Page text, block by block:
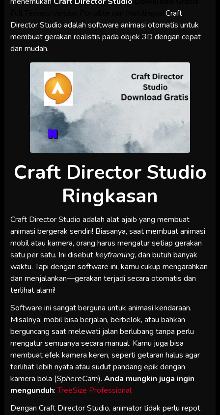
Craft
Director Studio adalah software animasi otomatis untuk
membuat gerakan realistis pada objek 3D dengan cepat
dan mudah.
Craft Director Studio
Ringkasan
Craft Director Studio adalah alat ajaib yang membuat
animasi bergerak sendiri! Biasanya, saat membuat animasi
mobil atau kamera, orang harus mengatur setiap gerakan
satu per satu. Ini disebutkeyframing, dan butuh banyak
waktu. Tapi dengan software ini, kamu cukup mengarahkan
dan menjalankan—gerakan terjadi secara otomatis dan
terlihat alami!
Software ini sangat berguna untuk animasi kendaraan.
Misalnya, mobil bisa berjalan, berbelok, atau bahkan
berguncang saat melewati jalan berlubang tanpa perlu
mengatur semuanya secara manual. Kamu juga bisa
membuat efek kamera keren, seperti getaran halus agar
terlihat lebih nyata atau sudut pandang epik dengan
kamera bola (SphereCam). Anda mungkin juga ingin
mengunduh:TreeSize Professional
Dengan Craft Director Studio, animator tidak perlu repot